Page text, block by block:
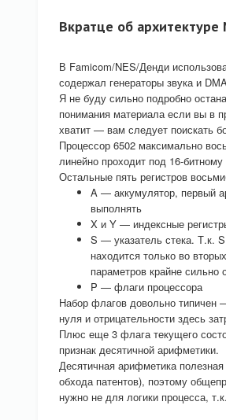
Вкратце об архитектуре
В Famicom/NES/Денди
содержал генераторы звука и
Я не буду сильно подробно
понимания материала если вы в
хватит — вам следует поискать
Процессор 6502 максимально
линейно проходит под 16-
Остальные пять регистров
A — аккумулятор, первый
выполнять
X и Y — индексные
S — указатель стека. Т.к.
находится только во
параметров крайне
P — флаги процессора
Набор флагов довольно типичен
нуля и отрицательности здесь
Плюс еще 3 флага текущего
признак десятичной арифметики.
Десятичная арифметика
обхода патентов), поэтому
нужно не для логики процесса,